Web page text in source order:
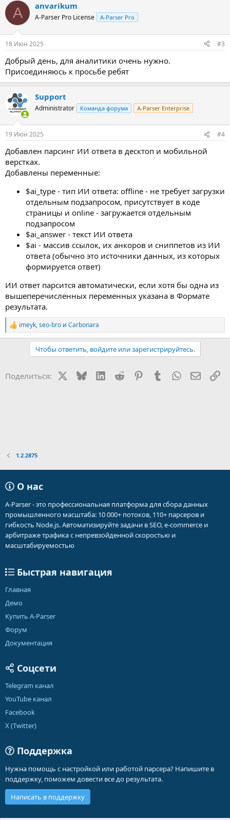
к
и
A anvarikum
A-Parser Pro License A-Parser Pro
18 Июн 2025 #3
Добрый день, для аналитики очень нужно.
Присоединяюсь к просьбе ребят
Support
Administrator Команда форума A-Parser Enterprise
19 Июн 2025 #4
Добавлен парсинг ИИ ответа в десктоп и мобильной
верстках.
Добавлены переменные:
$ai_type - тип ИИ ответа: offline - не требует загрузки
отдельным подзапросом, присутствует в коде
страницы и online - загружается отдельным
подзапросом
$ai_answer - текст ИИ ответа
$ai - массив ссылок, их анкоров и сниппетов из ИИ
ответа (обычно это источники данных, из которых
формируется ответ)
ИИ ответ парсится автоматически, если хотя бы одна из
вышеперечисленных переменных указана в Формате
результата.
Р
е
и
imeyk,seo-bro и Carbonara
Чтобы ответить, войдите или зарегистрируйтесь.
Поделиться: BlueskyLinkedIn
Reddit PinterestTumblr WhatsApp
1.2.2875
О нас
A-Parser - это профессиональная платформа для сбора данных
промышленного масштаба: 10 000+ потоков, 110+ парсеров и
гибкость Node.js. Автоматизируйте задачи в SEO, e-commerce и
арбитраже трафика с непревзойденной скоростью и
масштабируемостью
Быстрая навигация
Главная
Демо
Купить A-Parser
Форум
Документация
Соцсети
Telegram канал
YouTube канал
Facebook
X (Twitter)
Поддержка
Нужна помощь с настройкой или работой парсера? Напишите в
поддержку, поможем довести все до результата.
Написать в поддержку